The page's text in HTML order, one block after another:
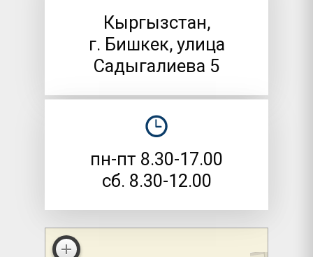
Кыргызстан,
г. Бишкек, улица
Садыгалиева 5
пн-пт 8.30-17.00
сб. 8.30-12.00